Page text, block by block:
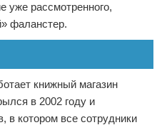
уже рассмотренного,
фаланстер.
книжный магазин
в 2002 году и
в котором все сотрудники